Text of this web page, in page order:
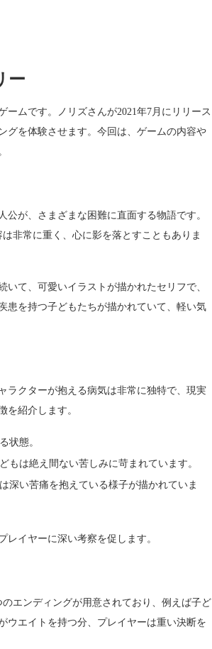
ー
ームです。ノリズさんが2021年7月にリリース
グを体験させます。今回は、ゲームの内容や
公が、さまざまな困難に直面する物語です。
非常に重く、心に影を落とすこともありま
て、可愛いイラストが描かれたセリフで、
患を持つ子どもたちが描かれていて、軽い気
ラクターが抱える病気は非常に独特で、現実
を紹介します。
状態。
もは絶え間ない苦しみに苛まれています。
深い苦痛を抱えている様子が描かれていま
イヤーに深い考察を促します。
エンディングが用意されており、例えば子ど
ウエイトを持つ分、プレイヤーは重い決断を